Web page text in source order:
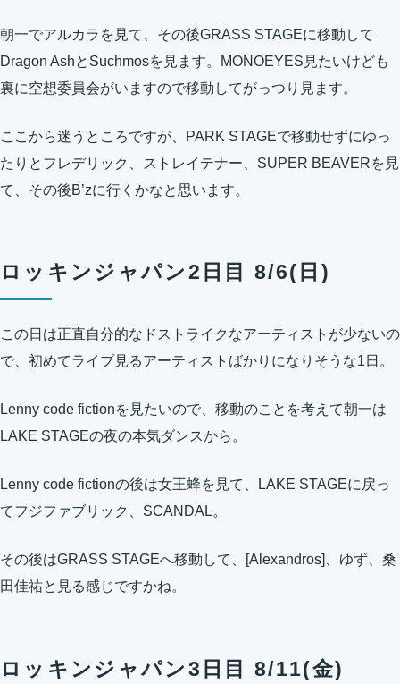
朝一でアルカラを見て、その後GRASS STAGEに移動して
Dragon AshとSuchmosを見ます。MONOEYES見たいけども
裏に空想委員会がいますので移動してがっつり見ます。
ここから迷うところですが、PARK STAGEで移動せずにゆっ
たりとフレデリック、ストレイテナー、SUPER BEAVERを見
て、その後B’zに行くかなと思います。
ロッキンジャパン2日目 8/6(日)
この日は正直自分的なドストライクなアーティストが少ないの
で、初めてライブ見るアーティストばかりになりそうな1日。
Lenny code fictionを見たいので、移動のことを考えて朝一は
LAKE STAGEの夜の本気ダンスから。
Lenny code fictionの後は女王蜂を見て、LAKE STAGEに戻っ
てフジファブリック、SCANDAL。
その後はGRASS STAGEへ移動して、[Alexandros]、ゆず、桑
田佳祐と見る感じですかね。
ロッキンジャパン3日目 8/11(金)